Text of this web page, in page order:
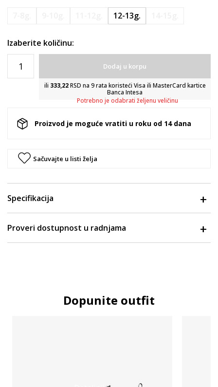
12-13g.
Izaberite količinu:
Dodaj u korpu
ili 333,22RSD na 9 rata koristeći Visa ili MasterCard kartice
Banca Intesa
Potrebno je odabrati željenu veličinu
Proizvod je moguće vratiti u roku od 14 dana
Sačuvajte u listi želja
Specifikacija
Proveri dostupnost u radnjama
Dopunite outfit